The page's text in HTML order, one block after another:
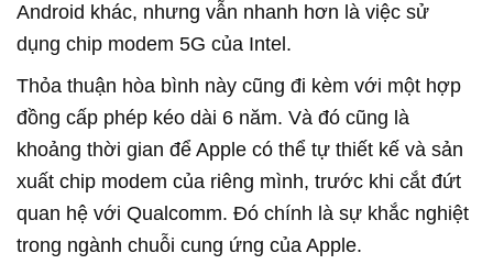
Android khác, nhưng vẫn nhanh hơn là việc sử
dụng chip modem 5G của Intel.
Thỏa thuận hòa bình này cũng đi kèm với một hợp
đồng cấp phép kéo dài 6 năm. Và đó cũng là
khoảng thời gian để Apple có thể tự thiết kế và sản
xuất chip modem của riêng mình, trước khi cắt đứt
quan hệ với Qualcomm. Đó chính là sự khắc nghiệt
trong ngành chuỗi cung ứng của Apple.